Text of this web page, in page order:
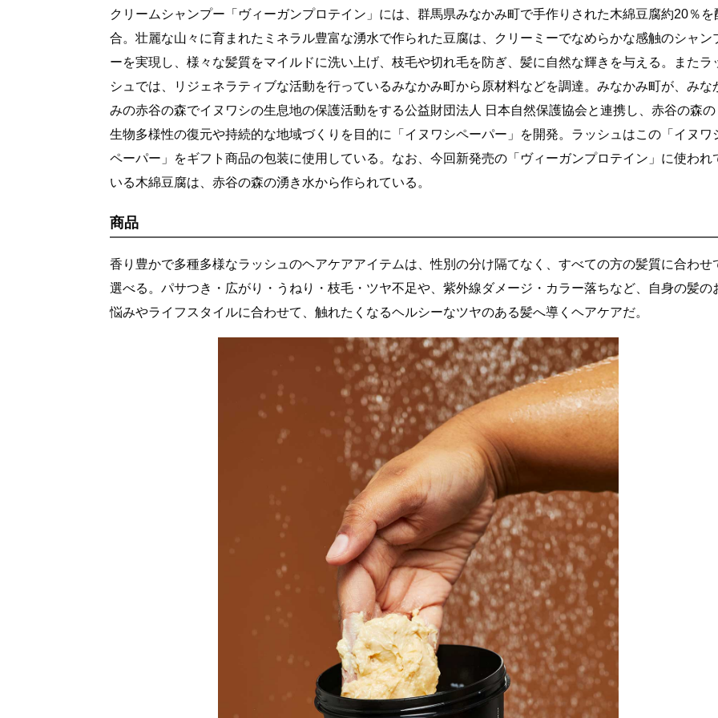
クリームシャンプー「ヴィーガンプロテイン」には、群馬県みなかみ町で手作りされた木綿豆腐約20％を
合。壮麗な山々に育まれたミネラル豊富な湧水で作られた豆腐は、クリーミーでなめらかな感触のシャン
ーを実現し、様々な髪質をマイルドに洗い上げ、枝毛や切れ毛を防ぎ、髪に自然な輝きを与える。またラ
シュでは、リジェネラティブな活動を行っているみなかみ町から原材料などを調達。みなかみ町が、みな
みの赤谷の森でイヌワシの生息地の保護活動をする公益財団法人 日本自然保護協会と連携し、赤谷の森の
生物多様性の復元や持続的な地域づくりを目的に「イヌワシペーパー」を開発。ラッシュはこの「イヌワ
ペーパー」をギフト商品の包装に使用している。なお、今回新発売の「ヴィーガンプロテイン」に使われ
いる木綿豆腐は、赤谷の森の湧き水から作られている。
商品
香り豊かで多種多様なラッシュのヘアケアアイテムは、性別の分け隔てなく、すべての方の髪質に合わせ
選べる。パサつき・広がり・うねり・枝毛・ツヤ不足や、紫外線ダメージ・カラー落ちなど、自身の髪の
悩みやライフスタイルに合わせて、触れたくなるヘルシーなツヤのある髪へ導くヘアケアだ。